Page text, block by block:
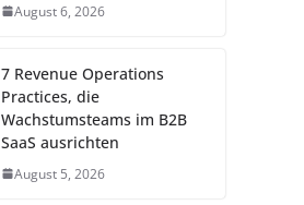
August 6, 2026
7 Revenue Operations
Practices, die
Wachstumsteams im B2B
SaaS ausrichten
August 5, 2026